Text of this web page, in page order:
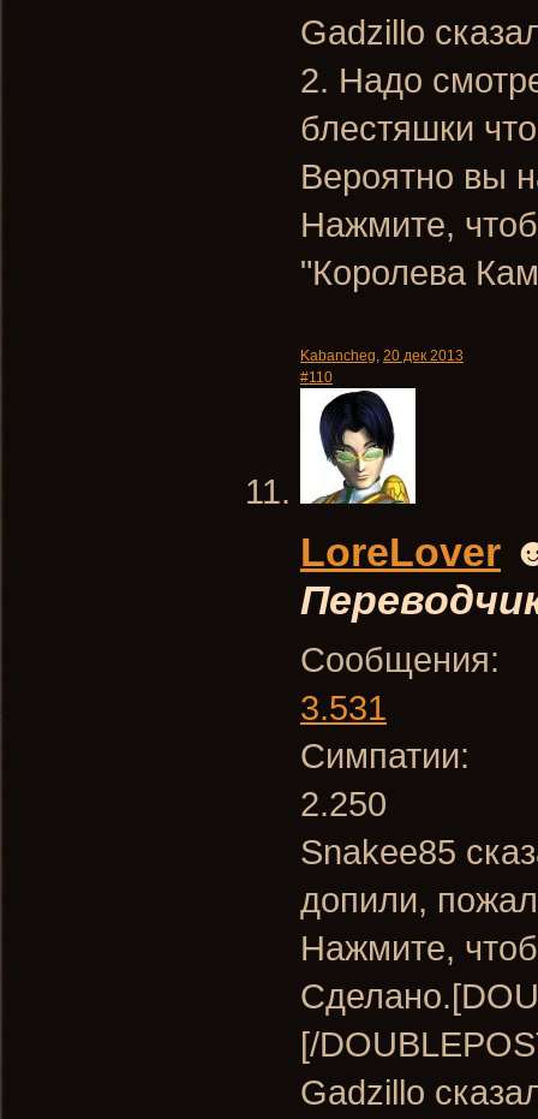
Gadzillo
2. Надо
блестяшки
Вероятно вы
Нажмите,
"Королева
Kabancheg, 20 дек 2013
#110
LoreLover
Сообщения:
3.531
Симпатии:
2.250
Snakee85
допили,
Нажмите,
[/
Gadzillo